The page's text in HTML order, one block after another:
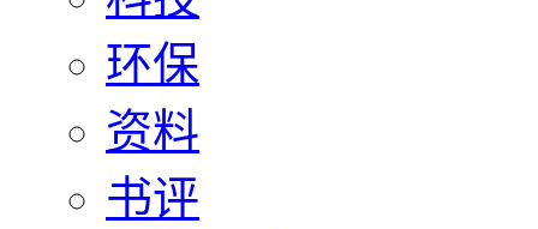
环保
资料
书评